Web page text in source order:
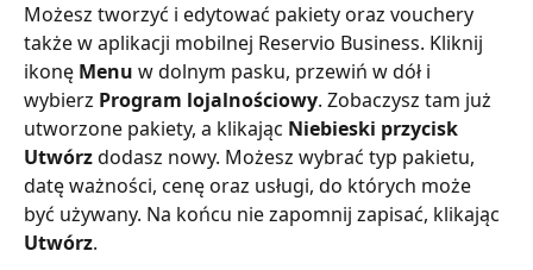
Możesz tworzyć i edytować pakiety oraz vouchery
także w aplikacji mobilnej Reservio Business. Kliknij
ikonę Menu w dolnym pasku, przewiń w dół i
wybierz Program lojalnościowy. Zobaczysz tam już
utworzone pakiety, a klikając Niebieski przycisk
Utwórz dodasz nowy. Możesz wybrać typ pakietu,
datę ważności, cenę oraz usługi, do których może
być używany. Na końcu nie zapomnij zapisać, klikając
Utwórz.